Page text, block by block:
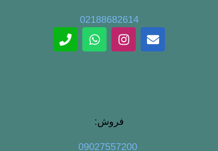
02188682614
فروش:
09027557200